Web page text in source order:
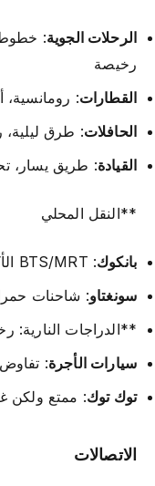
الرحلات الجوية: خطوط
رخيصة
القطارات: رومانسية،
الحافلات: طرق ليلية،
القيادة: طريق يسار،
**النقل المحلي
بانكوك: BTS/MRT الأكثر ملاءمة
سونغتاو: شاحنات
**الدراجات النارية:
سيارات الأجرة: تفاوض
توك توك: ممتع ولكن
الاتصالات